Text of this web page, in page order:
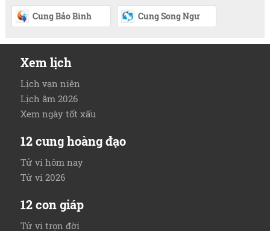
Cung Bảo Bình Cung Song Ngư
Xem lịch
Lịch vạn niên
Lịch âm 2026
Xem ngày tốt xấu
12 cung hoàng đạo
Tử vi hôm nay
Tử vi 2026
12 con giáp
Tử vi trọn đời